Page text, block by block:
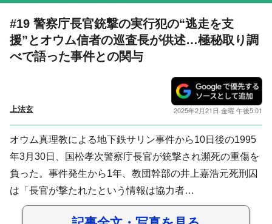
#19 警察庁長官銃撃の実行犯の“逃走を支
援”とオウム信者の巡査長が供述…極秘取り調
べで語った事件との関与
上法玄 2025年2月21日 金曜 午後5:01
オウム真理教による地下鉄サリン事件から10日後の1995
年3月30日、国松孝次警察庁長官が銃撃され瀕死の重傷を
負った。事件発生から1年、教団幹部の井上嘉浩元死刑囚
は「長官が撃たれたという情報は協力者…